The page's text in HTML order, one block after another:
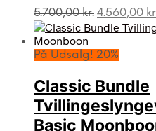
5.700,00kr. Den
var:
4.560,00
På Udsalg! 20%
Classic Bundle
Basic